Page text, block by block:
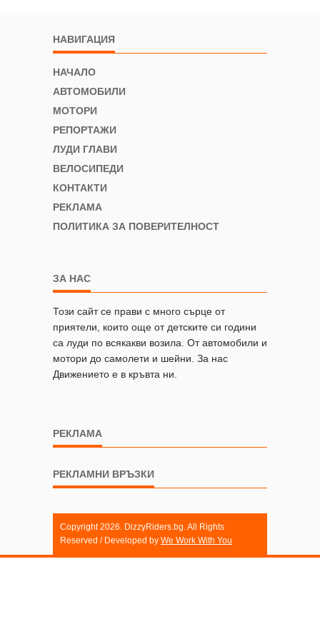
НАВИГАЦИЯ
НАЧАЛО
АВТОМОБИЛИ
МОТОРИ
РЕПОРТАЖИ
ЛУДИ ГЛАВИ
ВЕЛОСИПЕДИ
КОНТАКТИ
РЕКЛАМА
ПОЛИТИКА ЗА ПОВЕРИТЕЛНОСТ
ЗА НАС
Този сайт се прави с много сърце от
приятели, които още от детските си години
са луди по всякакви возила. От автомобили и
мотори до самолети и шейни. За нас
Движението е в кръвта ни.
РЕКЛАМА
РЕКЛАМНИ ВРЪЗКИ
Copyright 2026. DizzyRiders.bg. All Rights
Reserved / Developed by We Work With You